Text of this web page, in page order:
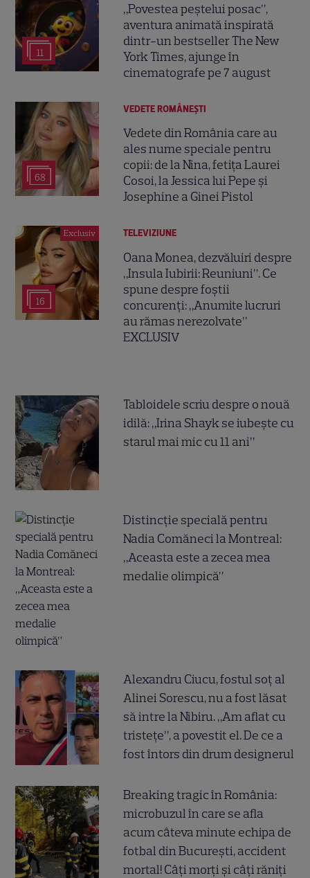
11
„Povestea peștelui posac”,
aventura animată inspirată
dintr-un bestseller The New
York Times, ajunge în
cinematografe pe 7 august
68
VEDETE ROMÂNEŞTI
Vedete din România care au
ales nume speciale pentru
copii: de la Nina, fetița Laurei
Cosoi, la Jessica lui Pepe și
Josephine a Ginei Pistol
Exclusiv
16
TELEVIZIUNE
Oana Monea, dezvăluiri despre
„Insula Iubirii: Reuniuni”. Ce
spune despre foștii
concurenți: „Anumite lucruri
au rămas nerezolvate”
EXCLUSIV
Tabloidele scriu despre o nouă
idilă: „Irina Shayk se iubește cu
starul mai mic cu 11 ani”
Distincție specială pentru
Nadia Comăneci la Montreal:
„Aceasta este a zecea mea
medalie olimpică”
Alexandru Ciucu, fostul soț al
Alinei Sorescu, nu a fost lăsat
să intre la Nibiru. „Am aflat cu
tristețe”, a povestit el. De ce a
fost întors din drum designerul
Breaking tragic în România:
microbuzul în care se afla
acum câteva minute echipa de
fotbal din București, accident
mortal! Câți morți și câți răniți